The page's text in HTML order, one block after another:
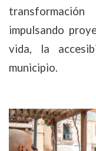
impulsando
vida, la
municipio.